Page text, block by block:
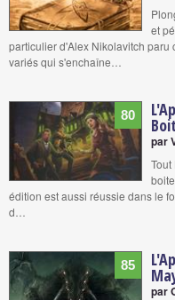
et
particulier d'Alex Nikolavitch
variés qui s'enchaîne…
80
par
édition est aussi réussie dans le
d…
85
par